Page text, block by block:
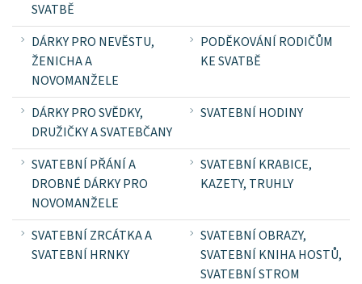
SVATBĚ
DÁRKY PRO NEVĚSTU,
ŽENICHA A
NOVOMANŽELE
PODĚKOVÁNÍ RODIČŮM
KE SVATBĚ
DÁRKY PRO SVĚDKY,
DRUŽIČKY A SVATEBČANY
SVATEBNÍ HODINY
SVATEBNÍ PŘÁNÍ A
DROBNÉ DÁRKY PRO
NOVOMANŽELE
SVATEBNÍ KRABICE,
KAZETY, TRUHLY
SVATEBNÍ ZRCÁTKA A
SVATEBNÍ HRNKY
SVATEBNÍ OBRAZY,
SVATEBNÍ KNIHA HOSTŮ,
SVATEBNÍ STROM